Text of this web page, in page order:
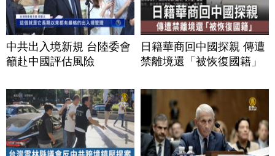
中共出入境新規 台陸委會
籲赴中國評估風險
日籍華商回中國探親 傳遭
禁離境還「被恢復國籍」